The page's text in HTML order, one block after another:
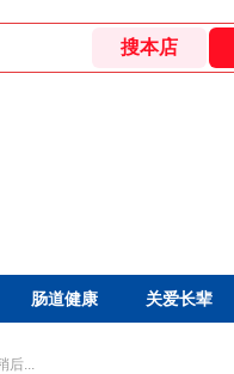
肠道健康 关爱长辈
后...